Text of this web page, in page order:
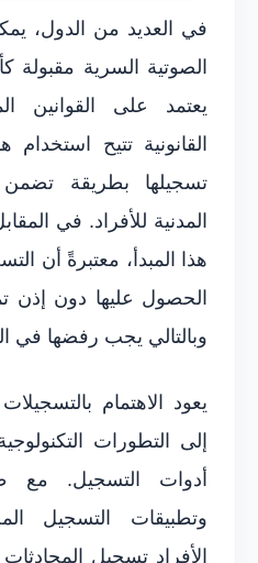
في العديد من الدول،
الصوتية السرية مقبولة
يعتمد على القوانين
القانونية تتيح
تسجيلها بطريقة
المدنية للأفراد. في
هذا المبدأ، معتبرةً أن
الحصول عليها دون إذن
وبالتالي يجب رفضها في
يعود الاهتمام
إلى التطورات
أدوات التسجيل. مع
وتطبيقات التسجيل
الأفراد تسجيل